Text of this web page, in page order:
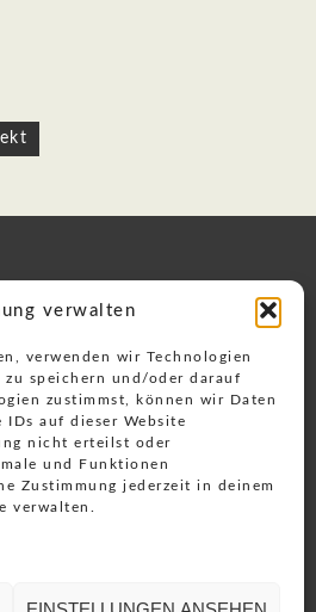
verwalten
verwenden wir Technologien
speichern und/oder darauf
zustimmst, können wir Daten
auf dieser Website
nicht erteilst oder
und Funktionen
Zustimmung jederzeit in deinem
verwalten.
ADVENTURE
& Datenschutz
Cookie-Richtlinie